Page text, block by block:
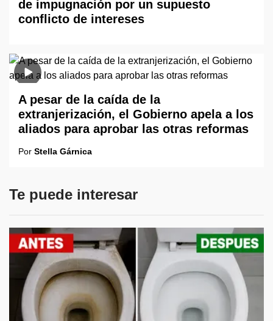
de impugnación por un supuesto
conflicto de intereses
A pesar de la caída de la
extranjerización, el Gobierno apela a los
aliados para aprobar las otras reformas
Por Stella Gárnica
Te puede interesar